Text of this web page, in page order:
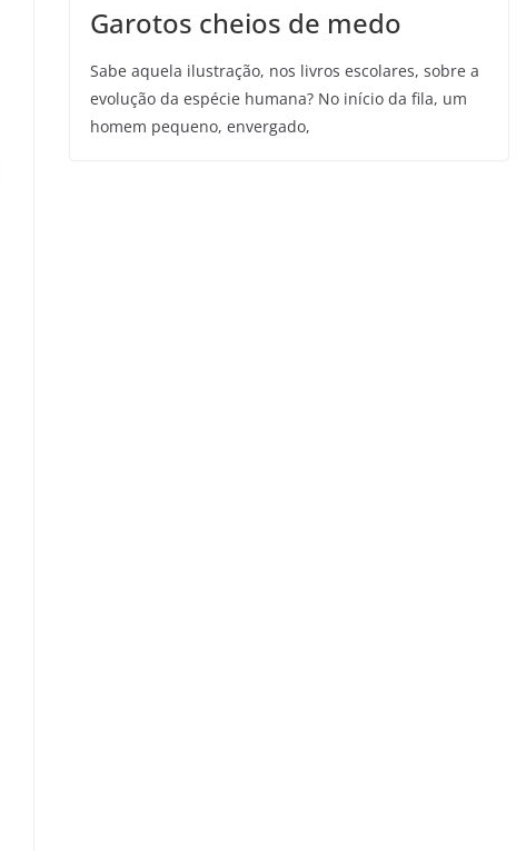
Garotos cheios de medo
Sabe aquela ilustração, nos livros escolares, sobre a
evolução da espécie humana? No início da fila, um
homem pequeno, envergado,